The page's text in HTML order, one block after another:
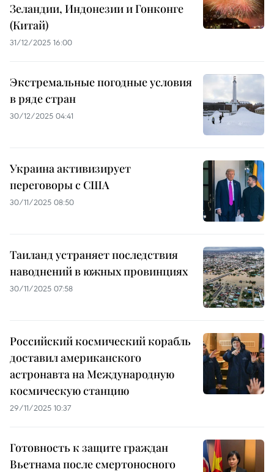
Зеландии, Индонезии и Гонконге
(Китай)
31/12/2025 16:00
Экстремальные погодные условия
в ряде стран
30/12/2025 04:41
Украина активизирует
переговоры с США
30/11/2025 08:50
Таиланд устраняет последствия
наводнений в южных провинциях
30/11/2025 07:58
Российский космический корабль
доставил американского
астронавта на Международную
космическую станцию
29/11/2025 10:37
Готовность к защите граждан
Вьетнама после смертоносного